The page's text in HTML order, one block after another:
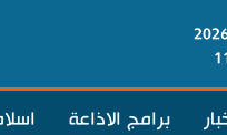
برامج الاذاعة